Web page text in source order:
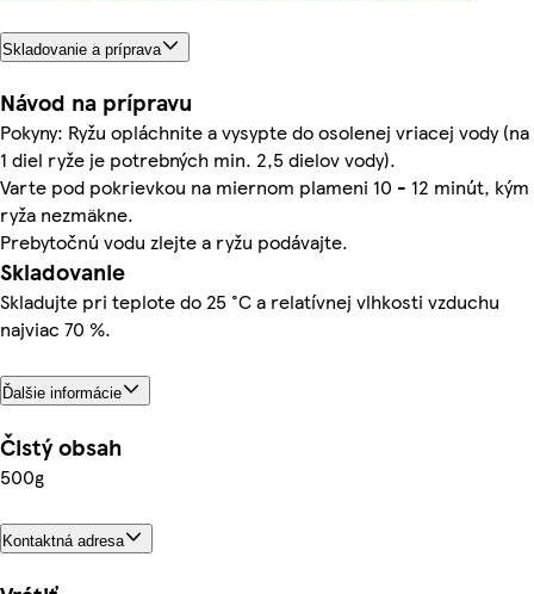
Skladovanie a príprava
Návod na prípravu
Pokyny: Ryžu opláchnite a vysypte do osolenej vriacej vody (na
1 diel ryže je potrebných min. 2,5 dielov vody).
Varte pod pokrievkou na miernom plameni 10 - 12 minút, kým
ryža nezmäkne.
Prebytočnú vodu zlejte a ryžu podávajte.
Skladovanie
Skladujte pri teplote do 25 °C a relatívnej vlhkosti vzduchu
najviac 70 %.
Ďalšie informácie
Čistý obsah
500g
Kontaktná adresa